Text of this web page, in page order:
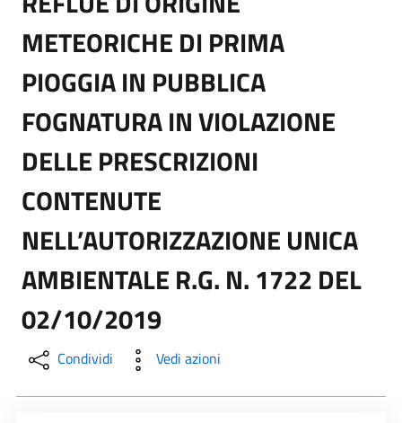
METEORICHE DI PRIMA
PIOGGIA IN PUBBLICA
FOGNATURA IN VIOLAZIONE
DELLE PRESCRIZIONI
CONTENUTE
NELL’AUTORIZZAZIONE UNICA
AMBIENTALE R.G. N. 1722 DEL
02/10/2019
Condividi Vedi azioni